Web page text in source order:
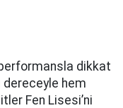
dikkat
hem
Fen Lisesi’ni